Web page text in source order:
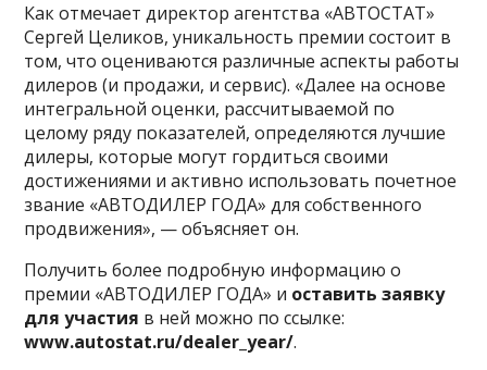
Как отмечает директор агентства «АВТОСТАТ»
Сергей Целиков, уникальность премии состоит в
том, что оцениваются различные аспекты работы
дилеров (и продажи, и сервис). «Далее на основе
интегральной оценки, рассчитываемой по
целому ряду показателей, определяются лучшие
дилеры, которые могут гордиться своими
достижениями и активно использовать почетное
звание «АВТОДИЛЕР ГОДА» для собственного
продвижения», — объясняет он.
Получить более подробную информацию о
премии «АВТОДИЛЕР ГОДА» и оставить заявку
для участия в ней можно по ссылке:
www.autostat.ru/dealer_year/.